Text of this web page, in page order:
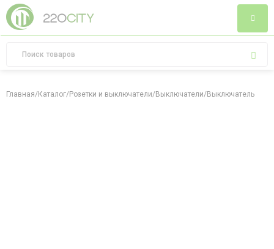
Главная/Каталог/Розетки и выключатели/Выключатели/Выключатель 2-х